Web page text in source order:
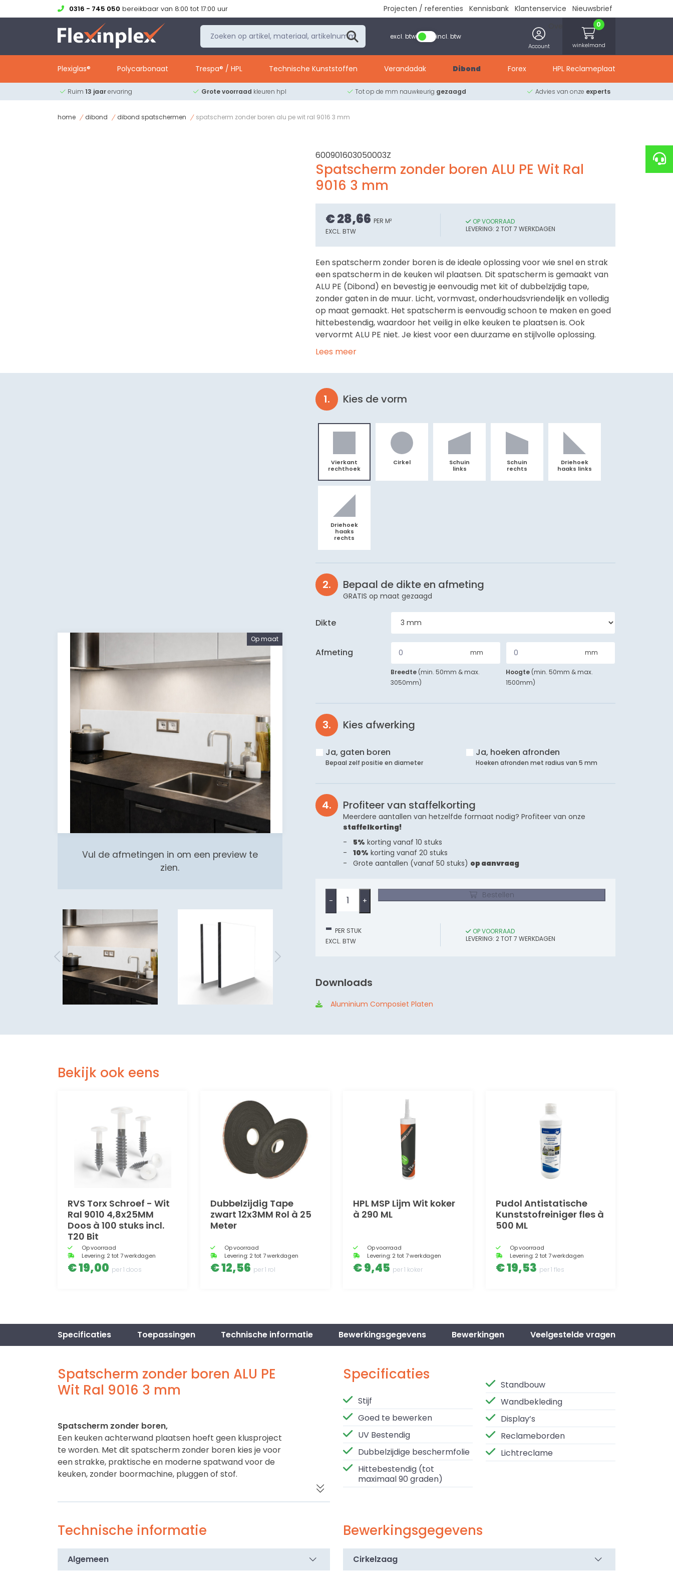
0316 - 745 050 bereikbaar van 8:00 tot 17:00 uur Projecten / referenties Kennisbank Klantenservice
Nieuwsbrief
Contact
excl. btw incl. btw
0
winkelmand
Account
Plexiglas® Polycarbonaat Trespa® / HPL Technische Kunststoffen Verandadak Dibond Forex HPL Reclameplaat
Ruim13 jaarervaring Grote voorraad kleuren hpl Tot op de mm nauwkeurig gezaagd Advies van onze experts
home dibond dibond spatschermen spatscherm zonder boren alu pe wit ral 9016 3 mm
Op maat
Vul de afmetingen in om een preview te
zien.
600901603050003Z
Spatscherm zonder boren ALU PE Wit Ral
9016 3 mm
€ 28,66 PER M²
EXCL. BTW
OP VOORRAAD
LEVERING: 2TOT 7 WERKDAGEN
Een spatscherm zonder boren is de ideale oplossing voor wie snel en strak
een spatscherm in de keuken wil plaatsen. Dit spatscherm is gemaakt van
ALU PE (Dibond) en bevestig je eenvoudig met kit of dubbelzijdig tape,
zonder gaten in de muur. Licht, vormvast, onderhoudsvriendelijk en volledig
op maat gemaakt. Het spatscherm is eenvoudig schoon te maken en goed
hittebestendig, waardoor het veilig in elke keuken te plaatsen is. Ook
vervormt ALU PE niet. Je kiest voor een duurzame en stijlvolle oplossing.
Lees meer
Kies de vorm
Vierkant
rechthoek
Cirkel
Schuin
links
Schuin
rechts
Driehoek
haaks links
Driehoek
haaks
rechts
Bepaal de dikte en afmeting
GRATIS op maat gezaagd
Dikte
Afmeting mm
Breedte (min. 50mm &max.
3050mm)
mm
Hoogte (min. 50mm & max.
1500mm)
Kies afwerking
Ja, gaten boren
Bepaal zelf positie en diameter
Ja, hoeken afronden
Hoeken afronden met radius van 5 mm
Profiteer van staffelkorting
Meerdere aantallen van hetzelfde formaat nodig? Profiteer van onze
staffelkorting!
5% korting vanaf 10 stuks
10% korting vanaf 20 stuks
Grote aantallen (vanaf 50 stuks) op aanvraag
- +
Bestellen
- PER STUK
EXCL. BTW
OP VOORRAAD
LEVERING: 2TOT 7 WERKDAGEN
Downloads
Aluminium Composiet Platen
Bekijk ook eens
RVS Torx Schroef - Wit
Ral 9010 4,8x25MM
Doos à 100 stuks incl.
T20 Bit
Op voorraad
Levering: 2 tot 7 werkdagen
€ 19,00 per 1 doos
Dubbelzijdig Tape
zwart 12x3MM Rol à 25
Meter
Op voorraad
Levering: 2 tot 7 werkdagen
€ 12,56 per 1 rol
HPL MSP Lijm Wit koker
à 290 ML
Op voorraad
Levering: 2 tot 7 werkdagen
€ 9,45 per 1 koker
Pudol Antistatische
Kunststofreiniger fles à
500 ML
Op voorraad
Levering: 2 tot 7 werkdagen
€ 19,53 per 1 fles
Specificaties Toepassingen Technische informatie Bewerkingsgegevens Bewerkingen Veelgestelde vragen
Spatscherm zonder boren ALU PE
Wit Ral 9016 3 mm
Spatscherm zonder boren,
Een keuken achterwand plaatsen hoeft geen klusproject
te worden. Met dit spatscherm zonder boren kies je voor
een strakke, praktische en moderne spatwand voor de
keuken, zonder boormachine, pluggen of stof.
materiaal bestaat uit twee dunne aluminium buitenlagen
met daartussen een kern van polyethyleen. Die
combinatie zorgt voor een hoge stijfheid, geen vervorming
en een duurzaam oppervlak dat perfect geschikt is als
Specificaties
Stijf
Goed te bewerken
UV Bestendig
Dubbelzijdige beschermfolie
Hittebestendig (tot
maximaal 90 graden)
Standbouw
Wandbekleding
Display’s
Reclameborden
Lichtreclame
Technische informatie
Algemeen
Bewerkingsgegevens
Cirkelzaag